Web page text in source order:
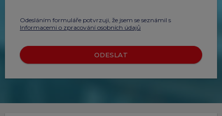
Odesláním formuláře potvrzuji, že jsem se seznámil s
Informacemi o zpracování osobních údajů
ODESLAT